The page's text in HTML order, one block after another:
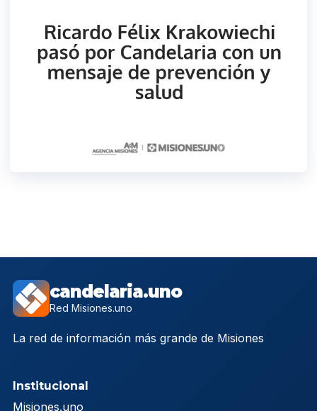
candelaria.uno
Red Misiones.uno
La red de información más grande de Misiones
Institucional
Misiones.uno